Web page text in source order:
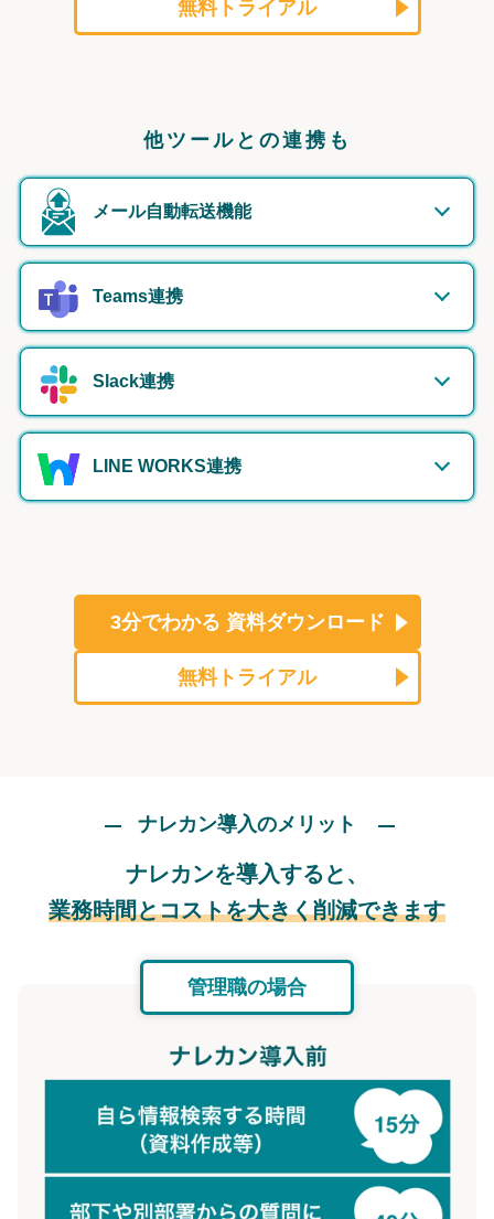
無料トライアル
他ツールとの連携も
メール自動転送機能
Teams連携
Slack連携
LINE WORKS連携
3分でわかる 資料ダウンロード
無料トライアル
ナレカン導入のメリット
ナレカンを導入すると、
業務時間とコストを大きく削減できます
管理職の場合